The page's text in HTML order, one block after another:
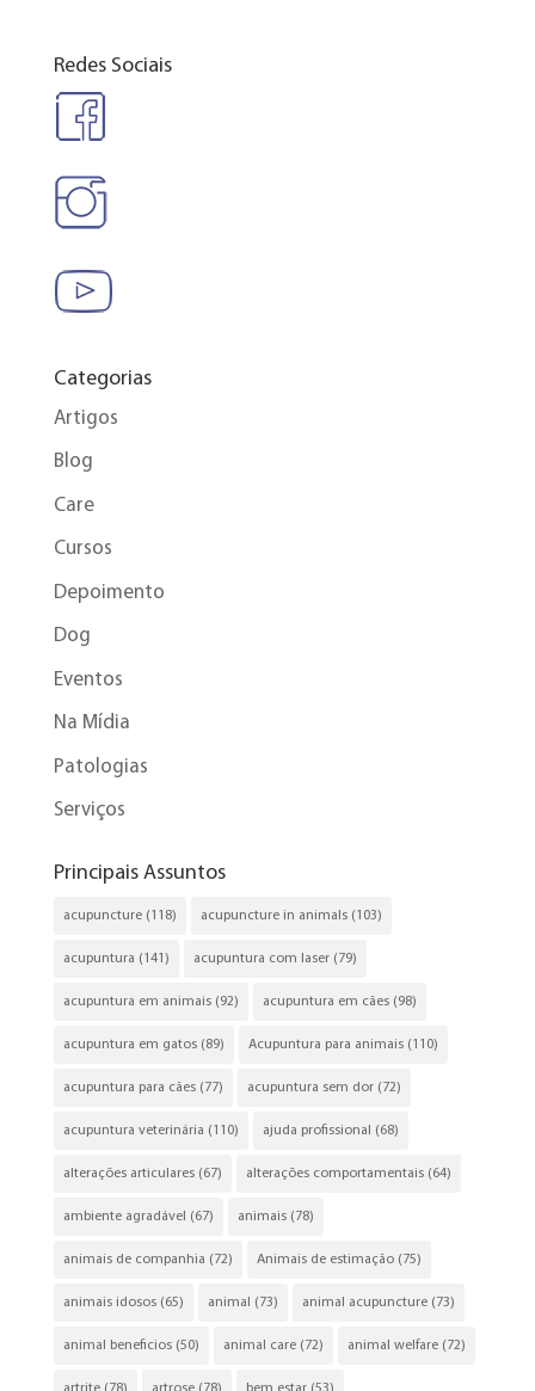
Redes Sociais
Categorias
Artigos
Blog
Care
Cursos
Depoimento
Dog
Eventos
Na Mídia
Patologias
Serviços
Principais Assuntos
acupuncture(118) acupuncture in animals(103)
acupuntura (141) acupuntura com laser(79)
acupuntura em animais(92) acupuntura em cães(98)
acupuntura em gatos(89) Acupuntura para animais(110)
acupuntura para cães(77) acupuntura sem dor(72)
acupuntura veterinária (110) ajuda profissional (68)
alterações articulares(67) alterações comportamentais(64)
ambiente agradável (67) animais(78)
animais de companhia (72) Animais de estimação(75)
animais idosos(65) animal (73) animal acupuncture(73)
animal beneficios(50) animal care(72) animal welfare(72)